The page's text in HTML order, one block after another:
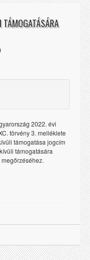
TÁMOGATÁSÁRA
2022. évi
törvény 3. melléklete
támogatása jogcím
támogatására